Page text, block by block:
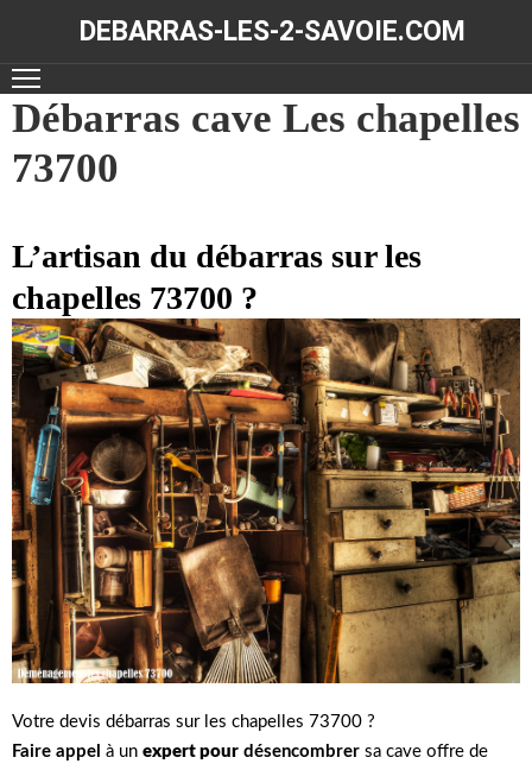
DEBARRAS-LES-2-SAVOIE.COM
ACCUEIL
DÉBARRAS
RÉALISATIONS
CONTACT
Débarras cave Les chapelles
73700
L’artisan du débarras sur les
chapelles 73700 ?
Votre devis débarras sur les chapelles 73700 ?
Faire appel à un expert pour désencombrer sa cave offre de